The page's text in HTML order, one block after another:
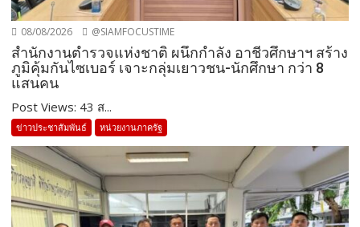
08/08/2026 @SIAMFOCUSTIME
สำนักงานตำรวจแห่งชาติ ผนึกกำลัง อาชีวศึกษาฯ สร้าง
ภูมิคุ้มกันไซเบอร์ เจาะกลุ่มเยาวชน-นักศึกษา กว่า 8
แสนคน
Post Views: 43 ส...
ข่าวประชาสัมพันธ์ หน่วยงานภาครัฐ